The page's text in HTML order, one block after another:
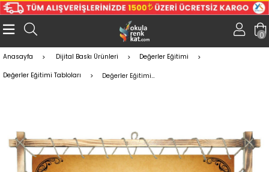
0
Anasayfa Dijital Baskı Ürünleri Değerler Eğitimi
Değerler Eğitimi Tabloları Değerler Eğitimi Tablo - Güzel Ahlak 2